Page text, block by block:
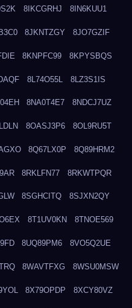
8IKCGRHJ 8IN6KUU1
8JKNTZGY 8JO7GZIF
8KNPFC99 8KPYSBQS
8L74O55L 8LZ3S1IS
8NA0T4E7 8NDCJ7UZ
8OASJ3P6 8OL9RU5T
8Q67LX0P 8Q89HRM2
8RKLFN77 8RKWTPQR
8SGHCITQ 8SJXN2QY
8T1UV0KN 8TNOE569
8UQ89PM6 8VO5Q2UE
8WAVTFXG 8WSU0MSW
8X79OPDP 8XCY80VZ